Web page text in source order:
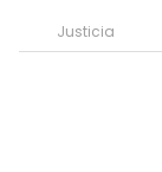
Justicia